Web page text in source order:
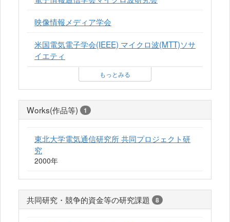
映像情報メディア学会
米国電気電子学会(IEEE) マイクロ波(MTT)ソサ
イエティ
もっとみる
Works(作品等) 1
東北大学電気通信研究所 共同プロジェクト研
究
2000年
共同研究・競争的資金等の研究課題 8